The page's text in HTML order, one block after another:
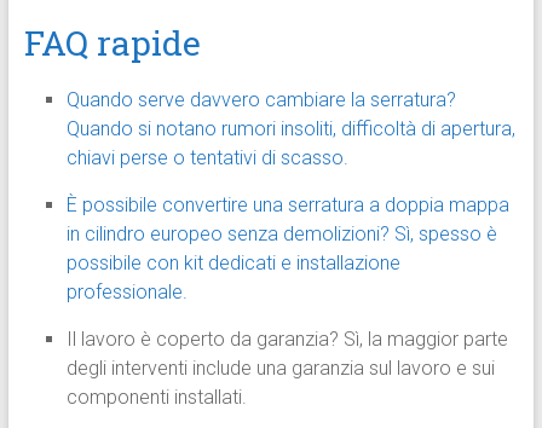
FAQ rapide
Quando serve davvero cambiare la serratura?
Quando si notano rumori insoliti, difficoltà di apertura,
chiavi perse o tentativi di scasso.
È possibile convertire una serratura a doppia mappa
in cilindro europeo senza demolizioni? Sì, spesso è
possibile con kit dedicati e installazione
professionale.
Il lavoro è coperto da garanzia? Sì, la maggior parte
degli interventi include una garanzia sul lavoro e sui
componenti installati.